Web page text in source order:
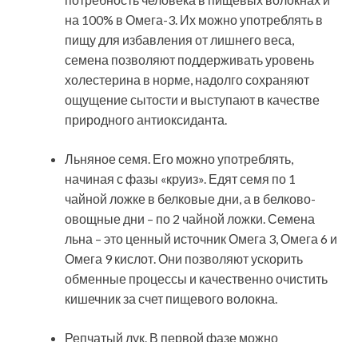
на 100% в Омега-3. Их можно употреблять в
пищу для избавления от лишнего веса,
семена позволяют поддерживать уровень
холестерина в норме, надолго сохраняют
ощущение сытости и выступают в качестве
природного антиоксиданта.
Льняное семя. Его можно употреблять,
начиная с фазы «круиз». Едят семя по 1
чайной ложке в белковые дни, а в белково-
овощные дни – по 2 чайной ложки. Семена
льна – это ценный источник Омега 3, Омега 6 и
Омега 9 кислот. Они позволяют ускорить
обменные процессы и качественно очистить
кишечник за счет пищевого волокна.
Репчатый лук. В первой фазе можно